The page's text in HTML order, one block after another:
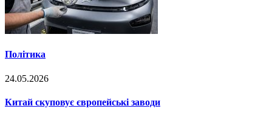
Політика
24.05.2026
Китай скуповує європейські заводи